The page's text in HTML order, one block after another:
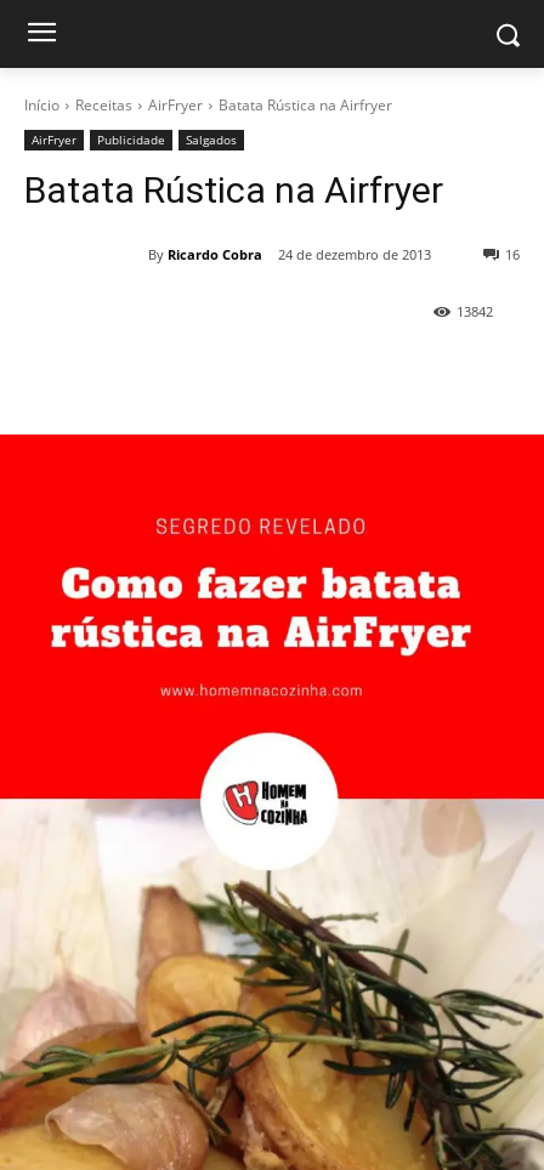
Início Receitas AirFryer Batata Rústica na Airfryer
AirFryer Publicidade Salgados
Batata Rústica na Airfryer
By Ricardo Cobra 24 de dezembro de 2013 16
13842